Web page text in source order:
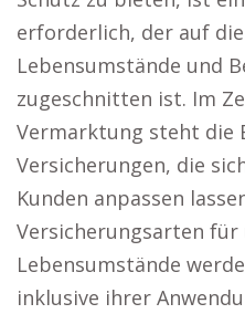
erforderlich, der auf
Lebensumstände und
zugeschnitten ist. Im
Vermarktung steht die
Versicherungen, die
Kunden anpassen
Versicherungsarten
Lebensumstände
inklusive ihrer